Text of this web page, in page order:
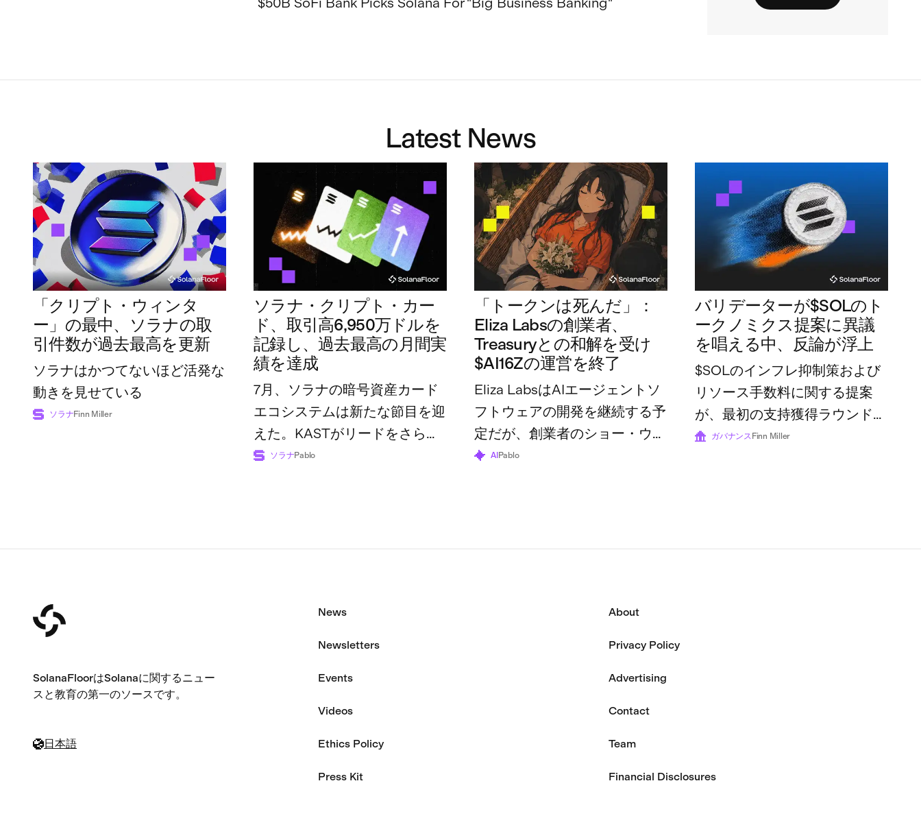
Latest News
「クリプト・ウィンタ
ー」の最中、ソラナの取
引件数が過去最高を更新
ソラナはかつてないほど活発な
動きを見せている
ソラナFinn Miller
ソラナ・クリプト・カー
ド、取引高6,950万ドルを
記録し、過去最高の月間実
績を達成
7月、ソラナの暗号資産カード
エコシステムは新たな節目を迎
えた。KASTがリードをさらに
広げた一方で、業界全体の利用
ソラナPablo
「トークンは死んだ」：
Eliza Labsの創業者、
Treasuryとの和解を受け
$AI16Zの運営を終了
Eliza LabsはAIエージェントソ
フトウェアの開発を継続する予
定だが、創業者のショー・ウォ
ルターズ氏は、トークンとその
AI Pablo
バリデーターが$SOLのト
ークノミクス提案に異議
を唱える中、反論が浮上
$SOLのインフレ抑制策および
リソース手数料に関する提案
が、最初の支持獲得ラウンドを
通過した
ガバナンス Finn Miller
SolanaFloorはSolanaに関するニュー
スと教育の第一のソースです。
日本語
News
Newsletters
Events
Videos
Ethics Policy
Press Kit
About
Privacy Policy
Advertising
Contact
Team
Financial Disclosures